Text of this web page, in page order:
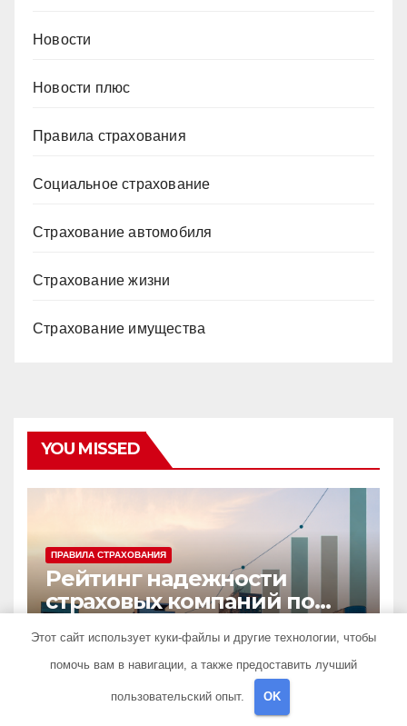
Новости
Новости плюс
Правила страхования
Социальное страхование
Страхование автомобиля
Страхование жизни
Страхование имущества
YOU MISSED
ПРАВИЛА СТРАХОВАНИЯ
Рейтинг надежности
страховых компаний по
по отзывам
22 МАЯ 2026 CAPSULEHOTEL
Этот сайт использует куки-файлы и другие технологии, чтобы
помочь вам в навигации, а также предоставить лучший
пользовательский опыт. OK